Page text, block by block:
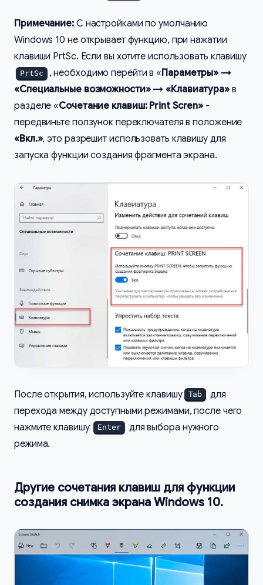
Примечание: С настройками по умолчанию
Windows 10 не открывает функцию, при нажатии
клавиши PrtSc. Если вы хотите использовать клавишу
PrtSc , необходимо перейти в «Параметры» →
«Специальные возможности» → «Клавиатура» в
разделе «Сочетание клавиш: Print Scren» -
передвиньте ползунок переключателя в положение
«Вкл.», это разрешит использовать клавишу для
запуска функции создания фрагмента экрана.
После открытия, используйте клавишу Tab
для
перехода между доступными режимами, после чего
нажмите клавишу
Enter
для выбора нужного
режима.
Другие сочетания клавиш для функции
создания снимка экрана Windows 10.